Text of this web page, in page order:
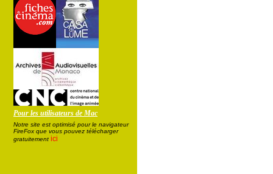
Pour les utilisateurs de Mac
Notre site est optimisé pour le navigateur
FireFox que vous pouvez télécharger
gratuitement ici